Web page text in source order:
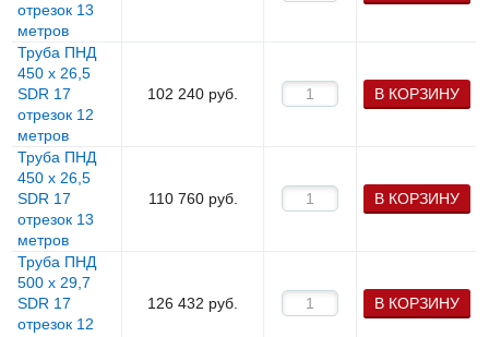
отрезок 13
метров
Труба ПНД
450 х 26,5
SDR 17
отрезок 12
метров
102 240 руб. В КОРЗИНУ
Труба ПНД
450 х 26,5
SDR 17
отрезок 13
метров
110 760руб. В КОРЗИНУ
Труба ПНД
500 х 29,7
SDR 17
отрезок 12
126 432 руб. В КОРЗИНУ